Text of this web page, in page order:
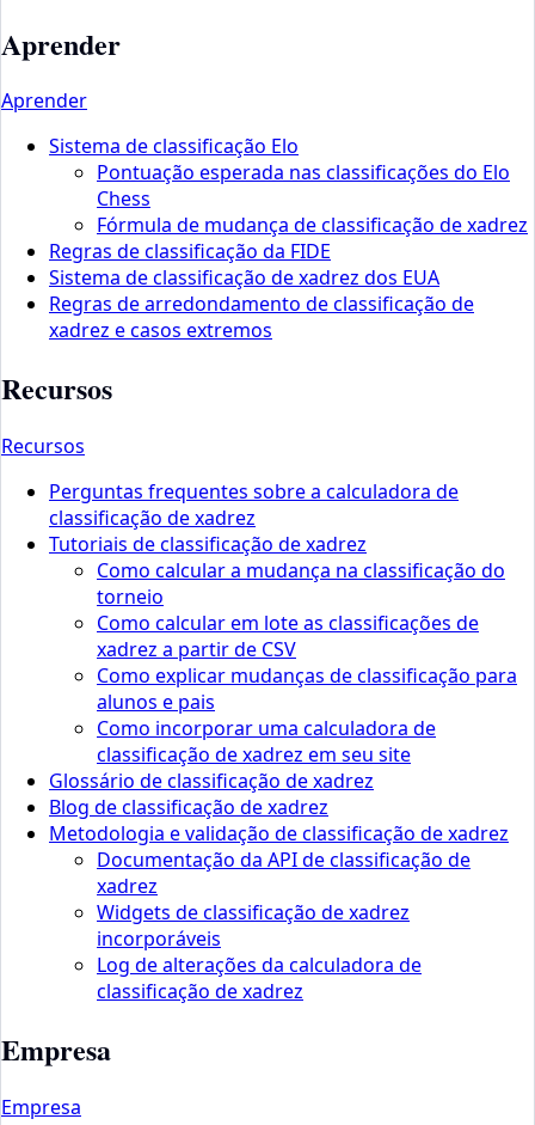
Aprender
Aprender
Sistema de classificação Elo
Pontuação esperada nas classificações do Elo
Chess
Fórmula de mudança de classificação de xadrez
Regras de classificação da FIDE
Sistema de classificação de xadrez dos EUA
Regras de arredondamento de classificação de
xadrez e casos extremos
Recursos
Recursos
Perguntas frequentes sobre a calculadora de
classificação de xadrez
Tutoriais de classificação de xadrez
Como calcular a mudança na classificação do
torneio
Como calcular em lote as classificações de
xadrez a partir de CSV
Como explicar mudanças de classificação para
alunos e pais
Como incorporar uma calculadora de
classificação de xadrez em seu site
Glossário de classificação de xadrez
Blog de classificação de xadrez
Metodologia e validação de classificação de xadrez
Documentação da API de classificação de
xadrez
Widgets de classificação de xadrez
incorporáveis
Log de alterações da calculadora de
classificação de xadrez
Empresa
Empresa